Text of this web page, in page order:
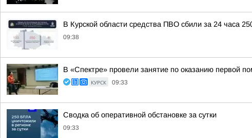
В Курской области средства ПВО сбили за 24 часа
09:38
В «Спектре» провели занятие по оказанию первой
КУРСК 09:33
Сводка об оперативной обстановке за сутки
09:33